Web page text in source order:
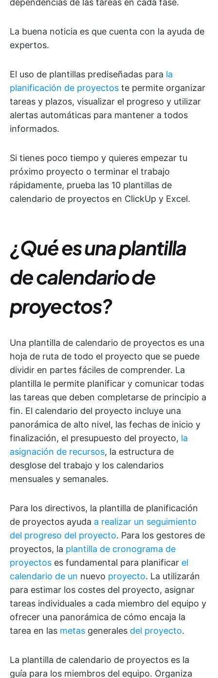
dependencias de las tareas en cada fase.
La buena noticia es que cuenta con la ayuda de
expertos.
El uso de plantillas prediseñadas para la
planificación de proyectos te permite organizar
tareas y plazos, visualizar el progreso y utilizar
alertas automáticas para mantener a todos
informados.
Si tienes poco tiempo y quieres empezar tu
próximo proyecto o terminar el trabajo
rápidamente, prueba las 10 plantillas de
calendario de proyectos en ClickUp y Excel.
¿Qué es una plantilla
de calendario de
proyectos?
Una plantilla de calendario de proyectos es una
hoja de ruta de todo el proyecto que se puede
dividir en partes fáciles de comprender. La
plantilla le permite planificar y comunicar todas
las tareas que deben completarse de principio a
fin. El calendario del proyecto incluye una
panorámica de alto nivel, las fechas de inicio y
finalización, el presupuesto del proyecto, la
asignación de recursos, la estructura de
desglose del trabajo y los calendarios
mensuales y semanales.
Para los directivos, la plantilla de planificación
de proyectos ayuda a realizar un seguimiento
del progreso del proyecto. Para los gestores de
proyectos, la plantilla de cronograma de
proyectos es fundamental para planificar el
calendario de un nuevo proyecto. La utilizarán
para estimar los costes del proyecto, asignar
tareas individuales a cada miembro del equipo y
ofrecer una panorámica de cómo encaja la
tarea en las metas generales del proyecto.
La plantilla de calendario de proyectos es la
guía para los miembros del equipo. Organiza